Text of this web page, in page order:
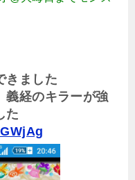
きました
義経のキラーが強
た